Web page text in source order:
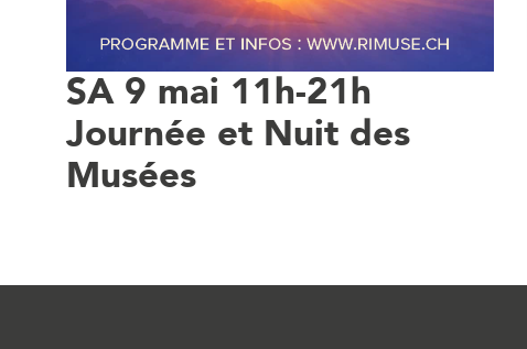
SA 9 mai 11h-21h
Journée et Nuit des
Musées